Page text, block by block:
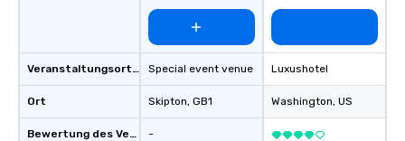
Veranstaltungsortstyp
Ort
Bewertung des Veranstaltungsortes
Special event venue
Skipton, GB1
-
Luxushotel
Washington, US